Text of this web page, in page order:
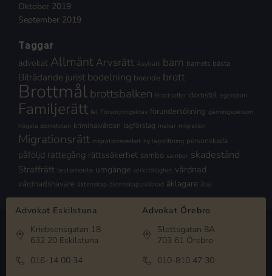
Oktober 2019
September 2019
Taggar
advokat Allmänt Arvsrätt Asylrätt barn barnets bästa
Biträdande jurist bodelning boende brott
Brottmålbrottsbalken Brottsoffer domstol egendom
Familjerätt fel Försörjningskrav förundersökning gärningsperson
högsta domstolen kriminalvården lagförslag makar migration
Migrationsrätt migrationsverket ny lagstiftning personskada
påföljd rättegång rättssäkerhet sambo sambor skadestånd
Straffrätt testamente umgänge verkställighet vårdnad
vårdnadshavare äktenskap äktenskapsskillnad åklagare åtal
Advokat Eskilstuna
Kriebsensgatan 18
632 20 Eskilstuna
016-14 00 34
Advokat Örebro
Slottsgatan 8A
703 61 Örebro
010-810 47 30